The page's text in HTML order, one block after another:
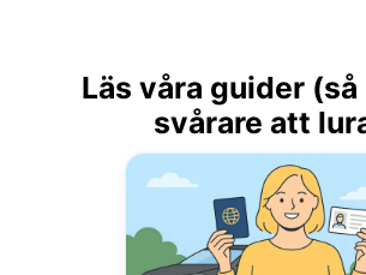
Läs våra guider
svårare att